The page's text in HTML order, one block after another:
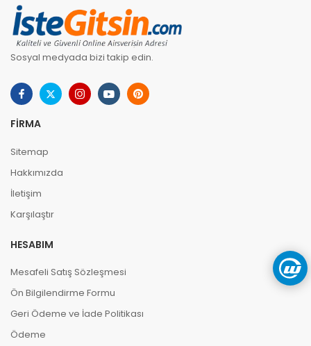
Sosyal medyada bizi takip edin.
FIRMA
Sitemap
Hakkımızda
İletişim
Karşılaştır
HESABIM
Mesafeli Satış Sözleşmesi
Ön Bilgilendirme Formu
Geri Ödeme ve İade Politikası
Ödeme